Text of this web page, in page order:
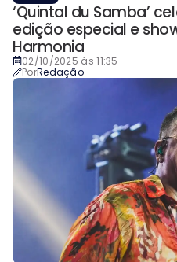
‘Quintal du Samba’
edição especial e
Harmonia
02/10/2025 às 11:35
PorRedação